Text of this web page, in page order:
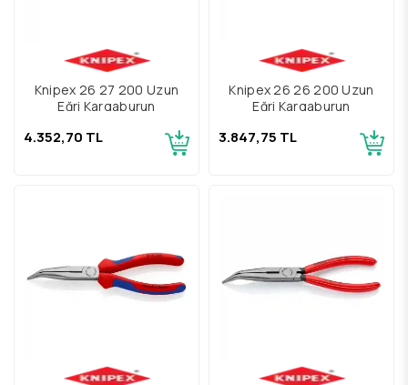
Knipex 26 27 200 Uzun
Eğri Kargaburun
4.352,70 TL
Knipex 26 26 200 Uzun
Eğri Kargaburun
3.847,75 TL